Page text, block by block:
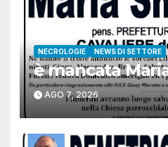
NECROLOGIE NEWS DI SETTORE
è mancata
AGO 7, 2026